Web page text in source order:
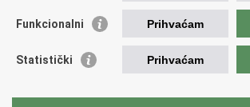
Strukturni i investicijski fondovi
Središnja agencija za financiranje i
Predstavništvo Europske komisije u Hrvatskoj
Europski parlament
Funkcionalni Prihvaćam
Statistički Prihvaćam